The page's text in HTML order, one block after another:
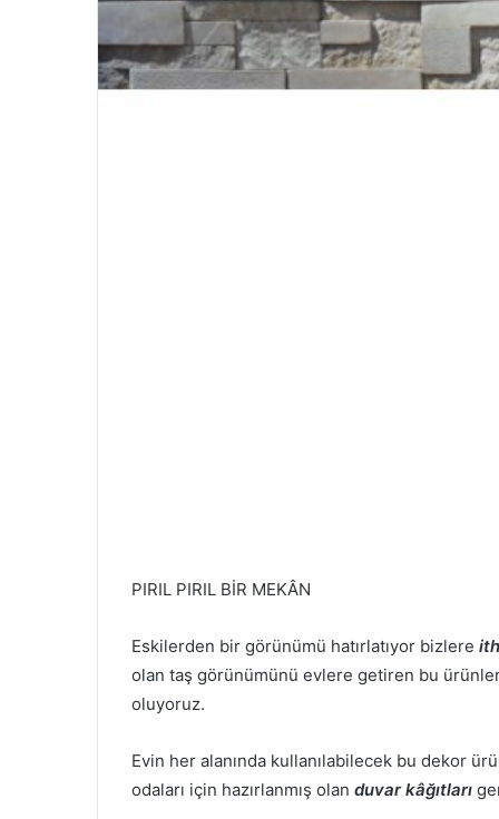
PIRIL PIRIL BİR MEKÂN
Eskilerden bir görünümü hatırlatıyor bizlere
olan taş görünümünü evlere getiren bu
oluyoruz.
Evin her alanında kullanılabilecek bu dekor
odaları için hazırlanmış olan duvar kâğıtları